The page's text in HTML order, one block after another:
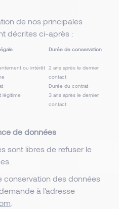
de nos principales
décrites ci-après :
Durée de conservation
ou intérêt 2 ans après le dernier
contact
Durée du contrat
légitime
3 ans après le dernier
contact
de données
sont libres de refuser le
conservation des données
à l'adresse